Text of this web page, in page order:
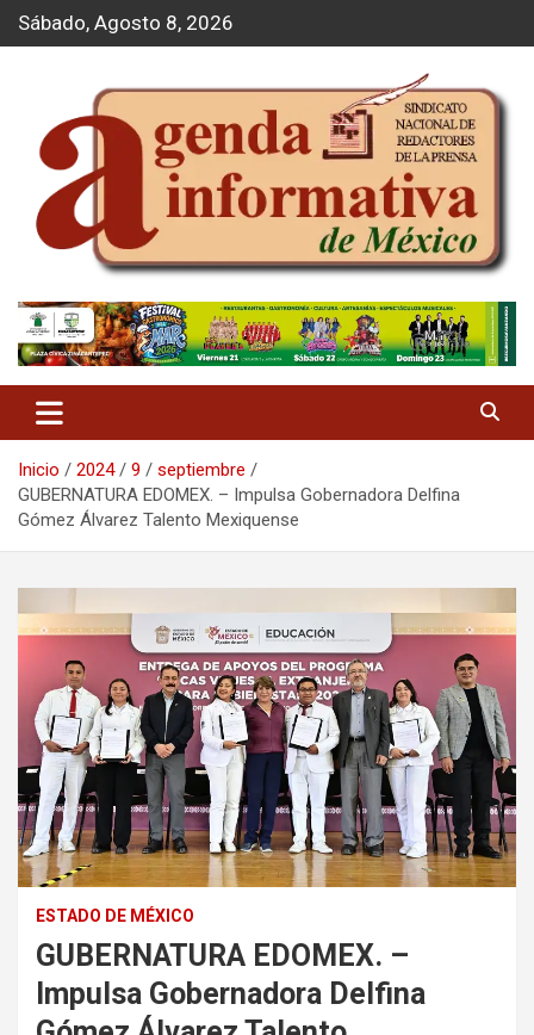
d
Sábado, Agosto 8, 2026
Agenda Informativa
Inicio 2024 9
septiembre
GUBERNATURA EDOMEX. – Impulsa Gobernadora Delfina
Gómez Álvarez Talento Mexiquense
ESTADO DE MÉXICO
GUBERNATURA EDOMEX. –
Impulsa Gobernadora Delfina